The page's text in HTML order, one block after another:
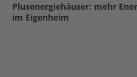
Plusenergiehäuser: mehr
im Eigenheim